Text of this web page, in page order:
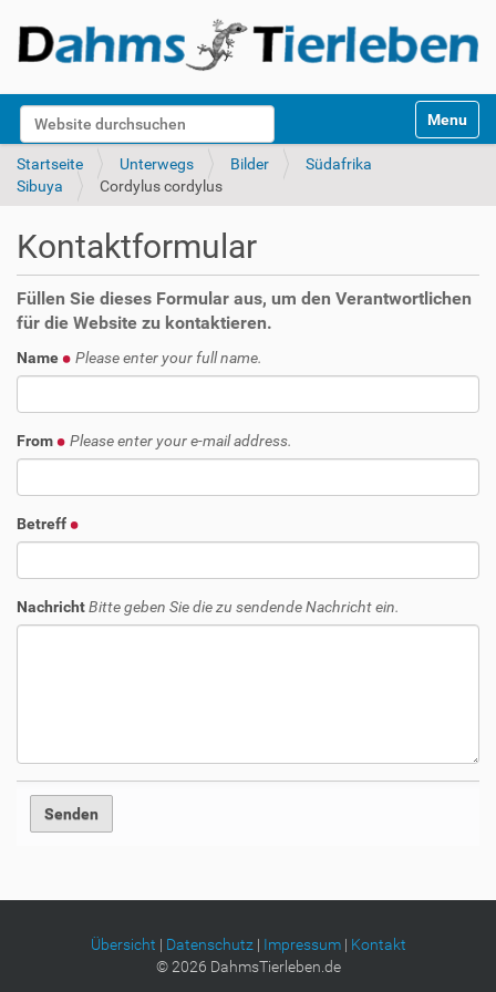
Website durchsuchen
k
Toggle
Startseite Unterwegs Bilder
Südafrika
Sibuya
Cordylus cordylus
Kontaktformular
Füllen Sie dieses Formular aus, um den Verantwortlichen
für die Website zu kontaktieren.
Name Please enter your full name.
From Please enter your e-mail address.
Betreff
NachrichtBitte geben Sie die zu sendende Nachricht ein.
Übersicht | Datenschutz| Impressum| Kontakt
©2026 DahmsTierleben.de